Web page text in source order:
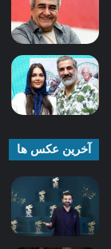
آخرین عکس ها